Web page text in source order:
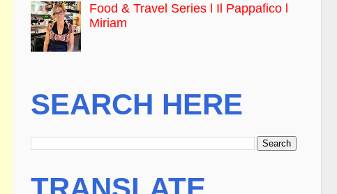
Food & Travel Series l Il Pappafico l
Miriam
SEARCH HERE